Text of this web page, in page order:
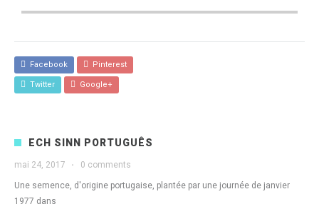
Facebook Pinterest
Twitter Google+
ECH SINN PORTUGUÊS
mai 24, 2017 · 0 comments
Une semence, d'origine portugaise, plantée par une journée de janvier
1977 dans